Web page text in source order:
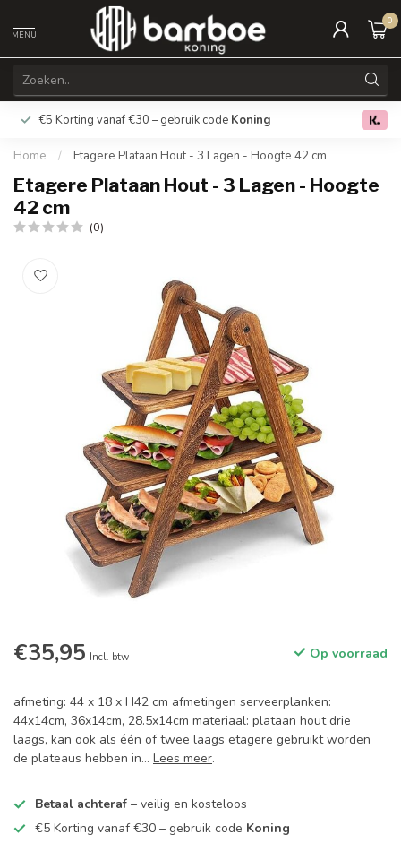
MENU
0
€5 Korting vanaf €30 – gebruik code Koning Gratis
Home / Etagere Plataan Hout - 3 Lagen - Hoogte 42 cm
Etagere Plataan Hout - 3 Lagen - Hoogte
42 cm
(0)
€35,95 Incl. btw Op voorraad
afmeting: 44 x 18 x H42 cm afmetingen serveerplanken:
44x14cm, 36x14cm, 28.5x14cm materiaal: plataan hout drie
laags, kan ook als één of twee laags etagere gebruikt worden
de plateaus hebben in... Lees meer.
Betaal achteraf – veilig en kosteloos
€5 Korting vanaf €30 – gebruik code Koning